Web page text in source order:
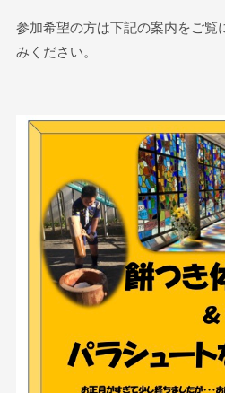
参加希望の方は下記の案内をご覧
みください。